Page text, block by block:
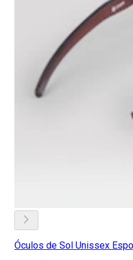
Óculos de Sol Unissex